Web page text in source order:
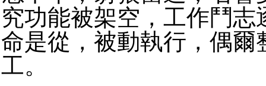
究功能被架空，工作鬥志
命是從，被動執行，偶爾
工。